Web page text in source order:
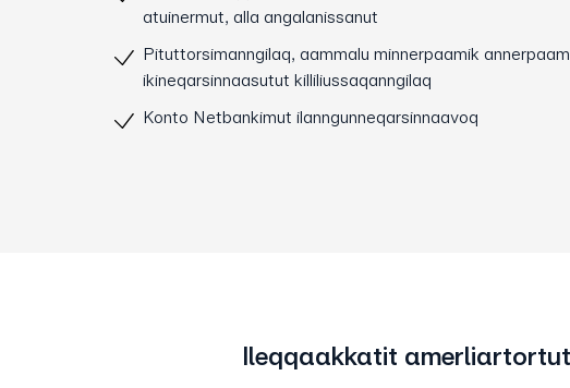
atuinermut, alla angalanissanut
Pituttorsimanngilaq, aammalu minnerpaamik
ikineqarsinnaasutut killiliussaqanngilaq
Konto Netbankimut ilanngunneqarsinnaavoq
Ileqqaakkatit